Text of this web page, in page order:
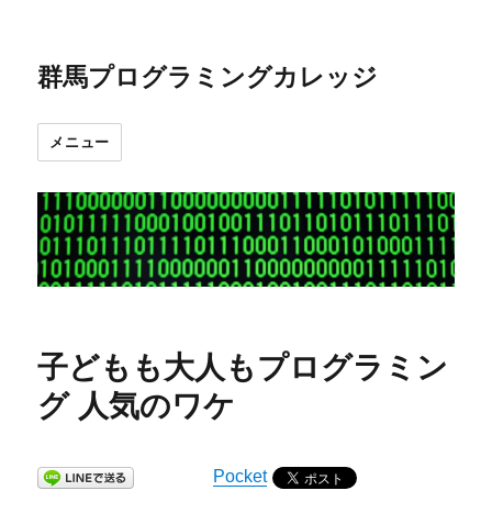
群馬プログラミングカレッジ
メニュー
子どもも大人もプログラミン
グ 人気のワケ
Pocket